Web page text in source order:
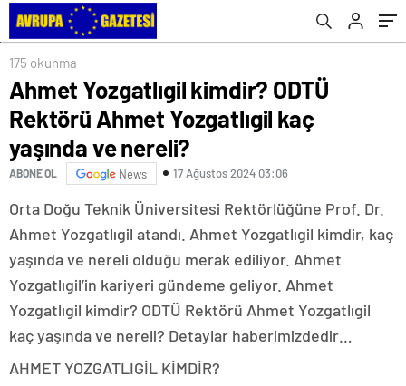
175 okunma
Ahmet Yozgatlıgil kimdir? ODTÜ
Rektörü Ahmet Yozgatlıgil kaç
yaşında ve nereli?
ABONE OL News 17 Ağustos 2024 03:06
Orta Doğu Teknik Üniversitesi Rektörlüğüne Prof. Dr.
Ahmet Yozgatlıgil atandı. Ahmet Yozgatlıgil kimdir, kaç
yaşında ve nereli olduğu merak ediliyor. Ahmet
Yozgatlıgil’in kariyeri gündeme geliyor. Ahmet
Yozgatlıgil kimdir? ODTÜ Rektörü Ahmet Yozgatlıgil
kaç yaşında ve nereli? Detaylar haberimizdedir…
AHMET YOZGATLIGİL KİMDİR?